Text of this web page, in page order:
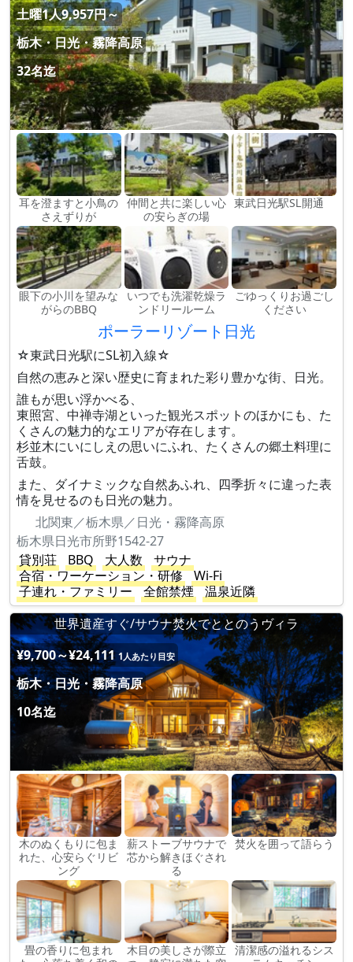
土曜1人9,957円～
栃木・日光・霧降高原
32名迄
耳を澄ますと小鳥の
さえずりが
仲間と共に楽しい心
の安らぎの場
東武日光駅SⅬ開通
眼下の小川を望みな
がらのBBQ
いつでも洗濯乾燥ラ
ンドリールーム
ごゆっくりお過ごし
ください
ポーラーリゾート日光
☆東武日光駅にSL初入線☆
自然の恵みと深い歴史に育まれた彩り豊かな街、日光。
誰もが思い浮かべる、
東照宮、中禅寺湖といった観光スポットのほかにも、た
くさんの魅力的なエリアが存在します。
杉並木にいにしえの思いにふれ、たくさんの郷土料理に
舌鼓。
また、ダイナミックな自然あふれ、四季折々に違った表
情を見せるのも日光の魅力。
北関東／栃木県／日光・霧降高原
栃木県日光市所野1542-27
貸別荘
BBQ 大人数
サウナ
合宿・ワーケーション・研修
Wi-Fi
子連れ・ファミリー
全館禁煙
温泉近隣
世界遺産すぐ/サウナ焚火でととのうヴィラ
¥9,700～¥24,111 1人あたり目安
栃木・日光・霧降高原
10名迄
木のぬくもりに包ま
れた、心安らぐリビ
ング
薪ストーブサウナで
芯から解きほぐされ
る
焚火を囲って語らう
畳の香りに包まれ
木目の美しさが際立
清潔感の溢れるシス